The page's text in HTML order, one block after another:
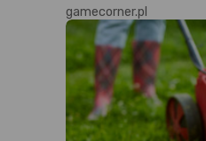
gamecorner.pl